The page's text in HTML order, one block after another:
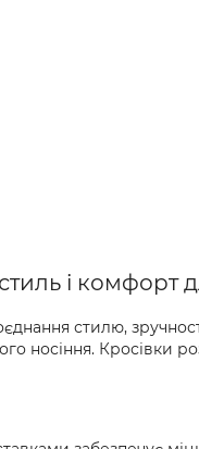
і комфорт
стилю,
носіння. Кросівки